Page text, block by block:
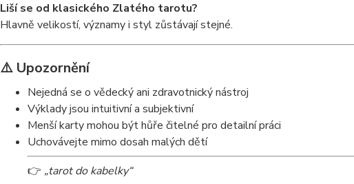
Liší se od klasického Zlatého tarotu?
Hlavně velikostí, významy i styl zůstávají stejné.
⚠️ Upozornění
Nejedná se o vědecký ani zdravotnický nástroj
Výklady jsou intuitivní a subjektivní
Menší karty mohou být hůře čitelné pro detailní práci
Uchovávejte mimo dosah malých dětí
👉 „tarot do kabelky“